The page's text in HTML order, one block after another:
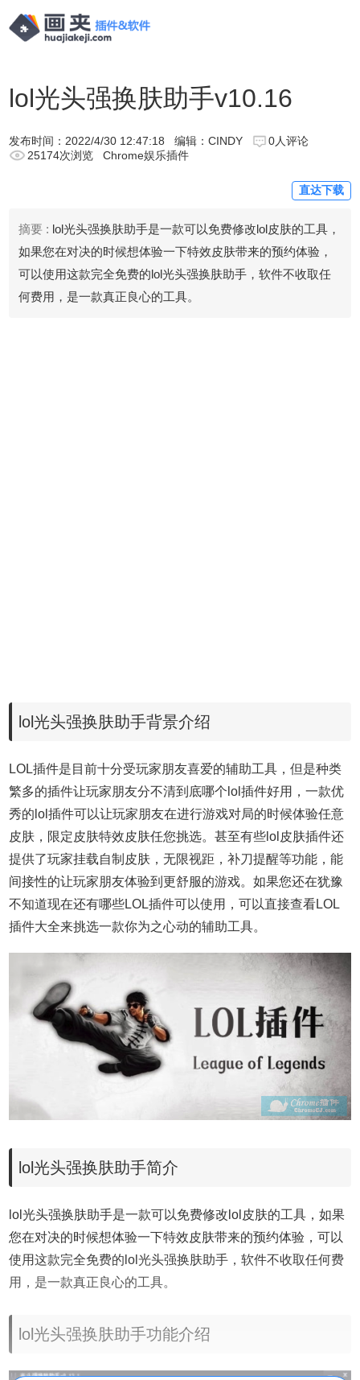
lol光头强换肤助手v10.16
发布时间： 2022/4/30 12:47:18 编辑：CINDY
0人评论
25174次浏览
Chrome娱乐插件
直达下载
摘要 : lol光头强换肤助手是一款可以免费修改lol皮肤的工具，
如果您在对决的时候想体验一下特效皮肤带来的预约体验，
可以使用这款完全免费的lol光头强换肤助手，软件不收取任
何费用，是一款真正良心的工具。
lol光头强换肤助手背景介绍
LOL插件是目前十分受玩家朋友喜爱的辅助工具，但是种类
繁多的插件让玩家朋友分不清到底哪个lol插件好用，一款优
秀的lol插件可以让玩家朋友在进行游戏对局的时候体验任意
皮肤，限定皮肤特效皮肤任您挑选。甚至有些lol皮肤插件还
提供了玩家挂载自制皮肤，无限视距，补刀提醒等功能，能
间接性的让玩家朋友体验到更舒服的游戏。如果您还在犹豫
不知道现在还有哪些LOL插件可以使用，可以直接查看LOL
插件大全来挑选一款你为之心动的辅助工具。
lol光头强换肤助手简介
lol光头强换肤助手是一款可以免费修改lol皮肤的工具，如果
您在对决的时候想体验一下特效皮肤带来的预约体验，可以
使用这款完全免费的lol光头强换肤助手，软件不收取任何费
用，是一款真正良心的工具。
lol光头强换肤助手功能介绍